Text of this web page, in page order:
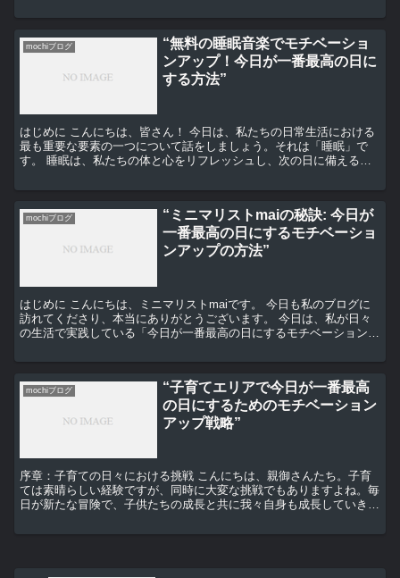
mochiブログ
“無料の睡眠音楽でモチベーショ
ンアップ！今日が一番最高の日に
する方法”
はじめに こんにちは、皆さん！ 今日は、私たちの日常生活における
最も重要な要素の一つについて話をしましょう。それは「睡眠」で
す。 睡眠は、私たちの体と心をリフレッシュし、次の日に備えるた
mochiブログ
“ミニマリストmaiの秘訣: 今日が
一番最高の日にするモチベーショ
ンアップの方法”
はじめに こんにちは、ミニマリストmaiです。 今日も私のブログに
訪れてくださり、本当にありがとうございます。 今日は、私が日々
の生活で実践している「今日が一番最高の日にするモチベーションア
mochiブログ
“子育てエリアで今日が一番最高
の日にするためのモチベーション
アップ戦略”
序章：子育ての日々における挑戦 こんにちは、親御さんたち。子育
ては素晴らしい経験ですが、同時に大変な挑戦でもありますよね。毎
日が新たな冒険で、子供たちの成長と共に我々自身も成長していきま